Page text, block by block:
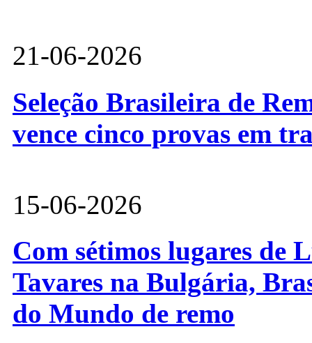
21-06-2026
Seleção Brasileira de
vence cinco provas em
15-06-2026
Com sétimos lugares de
Tavares na Bulgária,
do Mundo de remo